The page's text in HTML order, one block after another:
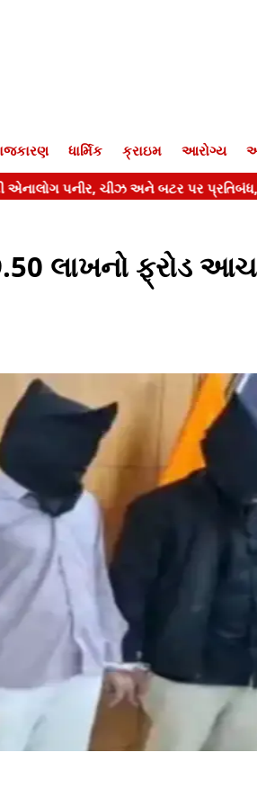
ધાર્મિક ક્રાઇમ આરોગ્ય
લાખનો ફ્રોડ